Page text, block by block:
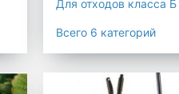
Для отходов класса Б
Для отходов класса Г
Для отходов класса Д
Всего 6 категорий